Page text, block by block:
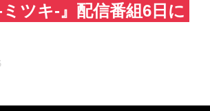
ツキ-』配信番組6日に